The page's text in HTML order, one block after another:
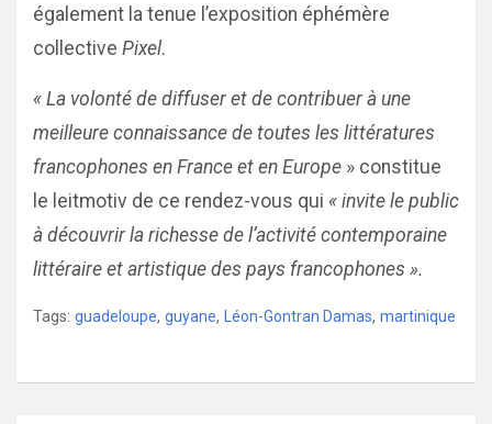
également la tenue l’exposition éphémère
collective Pixel.
« La volonté de diffuser et de contribuer à une
meilleure connaissance de toutes les littératures
francophones en France et en Europe » constitue
le leitmotiv de ce rendez-vous qui « invite le public
à découvrir la richesse de l’activité contemporaine
littéraire et artistique des pays francophones ».
Tags: guadeloupe, guyane, Léon-Gontran Damas, martinique